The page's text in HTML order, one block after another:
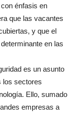
énfasis en
que las vacantes
y que el
en las
es un asunto
los sectores
Ello, sumado
empresas a